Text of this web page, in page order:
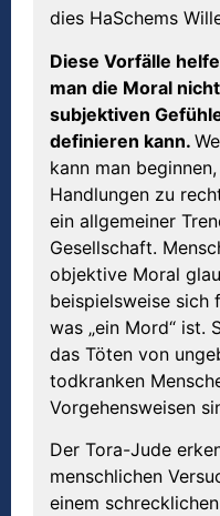
dies HaSchems
Diese Vorfälle
man die Moral
subjektiven
definieren kann.
kann man
Handlungen zu
ein allgemeiner
Gesellschaft.
objektive Moral
beispielsweise sich
was „ein Mord“ ist.
das Töten von
todkranken
Vorgehensweisen
Der Tora-Jude
menschlichen
einem